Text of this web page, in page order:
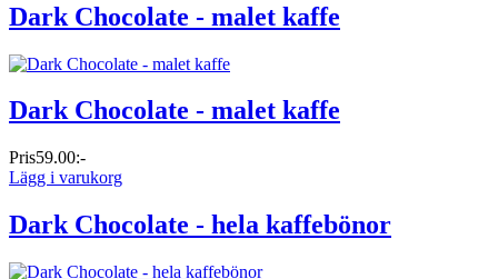
Dark Chocolate - malet kaffe
Dark Chocolate - malet kaffe
Pris59.00:-
Lägg i varukorg
Dark Chocolate - hela kaffebönor